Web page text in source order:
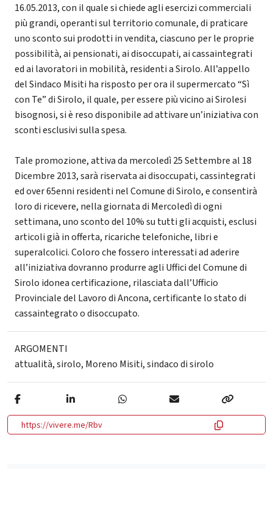
16.05.2013, con il quale si chiede agli esercizi commerciali
più grandi, operanti sul territorio comunale, di praticare
uno sconto sui prodotti in vendita, ciascuno per le proprie
possibilità, ai pensionati, ai disoccupati, ai cassaintegrati
ed ai lavoratori in mobilità, residenti a Sirolo. All’appello
del Sindaco Misiti ha risposto per ora il supermercato “Sì
con Te” di Sirolo, il quale, per essere più vicino ai Sirolesi
bisognosi, si è reso disponibile ad attivare un’iniziativa con
sconti esclusivi sulla spesa.
Tale promozione, attiva da mercoledì 25 Settembre al 18
Dicembre 2013, sarà riservata ai disoccupati, cassintegrati
ed over 65enni residenti nel Comune di Sirolo, e consentirà
loro di ricevere, nella giornata di Mercoledì di ogni
settimana, uno sconto del 10% su tutti gli acquisti, esclusi
articoli già in offerta, ricariche telefoniche, libri e
superalcolici. Coloro che fossero interessati ad aderire
all’iniziativa dovranno produrre agli Uffici del Comune di
Sirolo idonea certificazione, rilasciata dall’Ufficio
Provinciale del Lavoro di Ancona, certificante lo stato di
cassaintegrato o disoccupato.
ARGOMENTI
attualità,sirolo, Moreno Misiti,sindaco di sirolo
https://vivere.me/Rbv